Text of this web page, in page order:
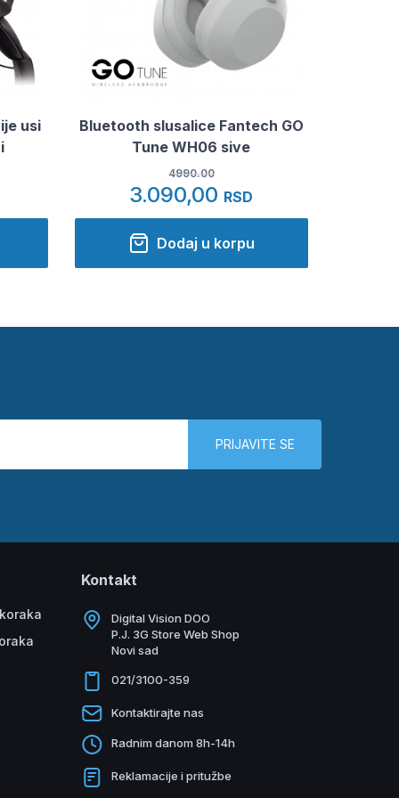
usi
Bluetooth slusalice Fantech GO
Tune WH06 sive
4990.00
3.090,00 RSD
Dodaj u korpu
PRIJAVITE SE
Kontakt
Digital Vision DOO
P.J. 3G Store Web Shop
Novi sad
021/3100-359
Kontaktirajte nas
Radnim danom 8h-14h
Reklamacije i pritužbe